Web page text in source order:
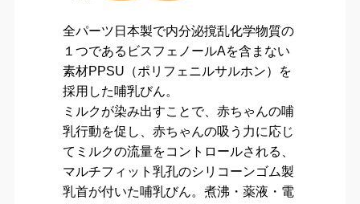
全パーツ日本製で内分泌撹乱化学物質の
１つであるビスフェノールAを含まない
素材PPSU（ポリフェニルサルホン）を
採用した哺乳びん。
ミルクが染み出すことで、赤ちゃんの哺
乳行動を促し、赤ちゃんの吸う力に応じ
てミルクの流量をコントロールされる、
マルチフィット乳孔のシリコーンゴム製
乳首が付いた哺乳びん。煮沸・薬液・電